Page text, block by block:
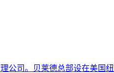
公司。贝莱德总部设在美